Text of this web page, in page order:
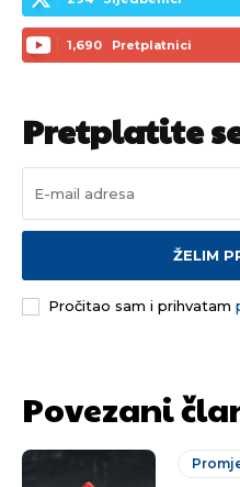
1,690 Pretplatnici
Pretplatite
ŽELIM
Pročitao sam i prihvatam
Povezani